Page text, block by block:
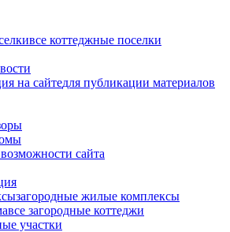
все коттеджные поселки
на сайтедля публикации материалов
сайта
загородные жилые комплексы
все загородные коттеджи
участки